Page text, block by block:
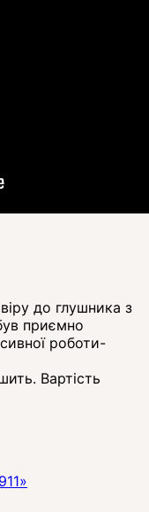
до глушника з
приємно
роботи-
Вартість